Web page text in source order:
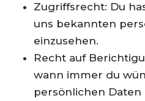
Zugriffsrecht: Du
uns bekannten
einzusehen.
Recht auf
wann immer du
persönlichen Daten